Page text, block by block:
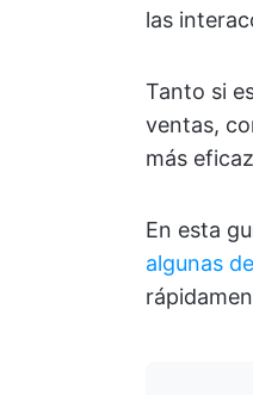
las
Tanto si
ventas,
más
En esta
algunas